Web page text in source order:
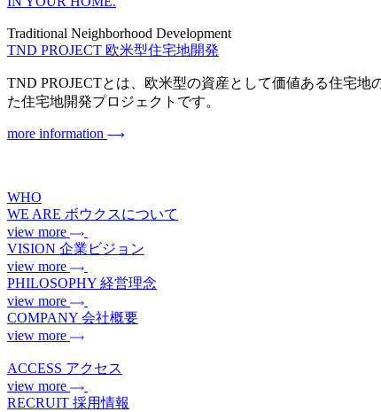
Traditional Neighborhood Development
TND PROJECT 欧米型住宅地開発
TND PROJECTとは、欧米型の資産として価値ある住宅地
た住宅地開発プロジェクトです。
more information
WHO
WE ARE ボウクスについて
view more
VISION 企業ビジョン
view more
PHILOSOPHY 経営理念
view more
COMPANY 会社概要
view more
ACCESS アクセス
view more
RECRUIT 採用情報